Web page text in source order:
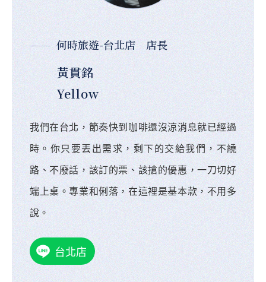
何時旅遊-台北店 店長
黃貫銘
Yellow
我們在台北，節奏快到咖啡還沒涼消息就已經過
時。你只要丟出需求，剩下的交給我們，不繞
路、不廢話，該訂的票、該搶的優惠，一刀切好
端上桌。專業和俐落，在這裡是基本款，不用多
說。
台北店